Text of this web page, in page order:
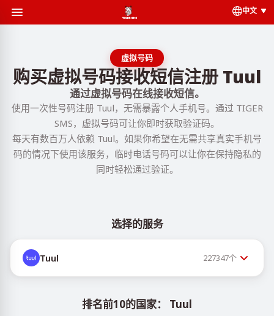
中文
虚拟号码
购买虚拟号码接收短信注册 Tuul
通过虚拟号码在线接收短信。
使用一次性号码注册 Tuul，无需暴露个人手机号。通过 TIGER
SMS，虚拟号码可让你即时获取验证码。
每天有数百万人依赖 Tuul。如果你希望在无需共享真实手机号
码的情况下使用该服务，临时电话号码可以让你在保持隐私的
同时轻松通过验证。
选择的服务
Tuul 227347个
排名前10的国家： Tuul